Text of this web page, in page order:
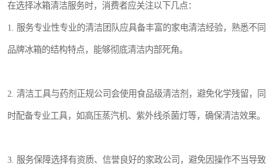
在选择冰箱清洁服务时，消费者应关注以下几点：
1. 服务专业性专业的清洁团队应具备丰富的家电清洁经验，熟悉不同
品牌冰箱的结构特点，能够彻底清洁内部死角。
2. 清洁工具与药剂正规公司会使用食品级清洁剂，避免化学残留，同
时配备专业工具，如高压蒸汽机、紫外线杀菌灯等，确保清洁效果。
3. 服务保障选择有资质、信誉良好的家政公司，避免因操作不当导致